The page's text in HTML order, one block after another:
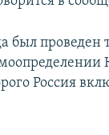
был
Россия